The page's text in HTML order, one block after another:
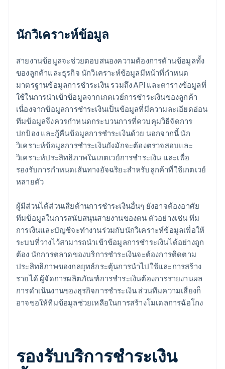
นักวิเคราะห์ข้อมูล
สายงานข้อมูลจะช่วยตอบสนองความต้องการด้านข้อมูลทั้ง
ของลูกค้าและธุรกิจ นักวิเคราะห์ข้อมูลมีหน้าที่กำหนด
มาตรฐานข้อมูลการชำระเงิน รวมถึง API และตารางข้อมูลที่
ใช้ในการนำเข้าข้อมูลจากเกตเวย์การชำระเงินของลูกค้า
เนื่องจากข้อมูลการชำระเงินเป็นข้อมูลที่มีความละเอียดอ่อน
ทีมข้อมูลจึงควรกำหนดกระบวนการที่ควบคุมวิธีจัดการ
ปกป้อง และกู้คืนข้อมูลการชำระเงินด้วย นอกจากนี้ นัก
วิเคราะห์ข้อมูลการชำระเงินยังมักจะต้องตรวจสอบและ
วิเคราะห์ประสิทธิภาพในเกตเวย์การชำระเงิน และเพื่อ
รองรับการกำหนดเส้นทางอัจฉริยะสำหรับลูกค้าที่ใช้เกตเวย์
หลายตัว
ผู้มีส่วนได้ส่วนเสียด้านการชำระเงินอื่นๆ ยังอาจต้องอาศัย
ทีมข้อมูลในการสนับสนุนสายงานของตน ตัวอย่างเช่น ทีม
การเงินและบัญชีจะทำงานร่วมกับนักวิเคราะห์ข้อมูลเพื่อให้
ระบบที่วางไว้สามารถนำเข้าข้อมูลการชำระเงินได้อย่างถูก
ต้อง นักการตลาดของบริการชำระเงินจะต้องการติดตาม
ประสิทธิภาพของกลยุทธ์กระตุ้นการนำไปใช้และการสร้าง
รายได้ ผู้จัดการผลิตภัณฑ์การชำระเงินต้องการรายงานผล
การดำเนินงานของธุรกิจการชำระเงิน ส่วนทีมความเสี่ยงก็
อาจขอให้ทีมข้อมูลช่วยเหลือในการสร้างโมเดลการฉ้อโกง
รองรับบริการชำระเงิน